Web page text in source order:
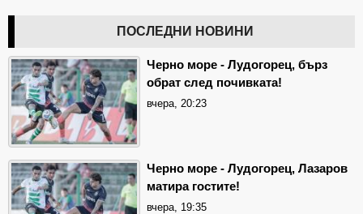
ПОСЛЕДНИ НОВИНИ
Черно море - Лудогорец, бърз
обрат след почивката!
вчера, 20:23
Черно море - Лудогорец, Лазаров
матира гостите!
вчера, 19:35